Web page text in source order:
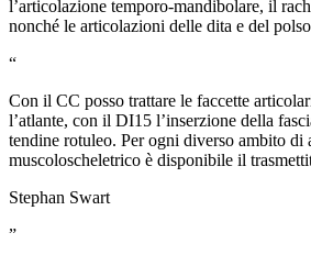
l’articolazione temporo-mandibolare, il
nonché le articolazioni delle dita e del
“
Con il CC posso trattare le faccette
l’atlante, con il DI15 l’inserzione della
tendine rotuleo. Per ogni diverso ambito di
muscoloscheletrico è disponibile il
Stephan Swart
”